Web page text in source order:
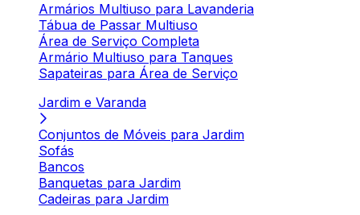
Armários Multiuso para Lavanderia
Tábua de Passar Multiuso
Área de Serviço Completa
Armário Multiuso para Tanques
Sapateiras para Área de Serviço
Jardim e Varanda
Conjuntos de Móveis para Jardim
Sofás
Bancos
Banquetas para Jardim
Cadeiras para Jardim